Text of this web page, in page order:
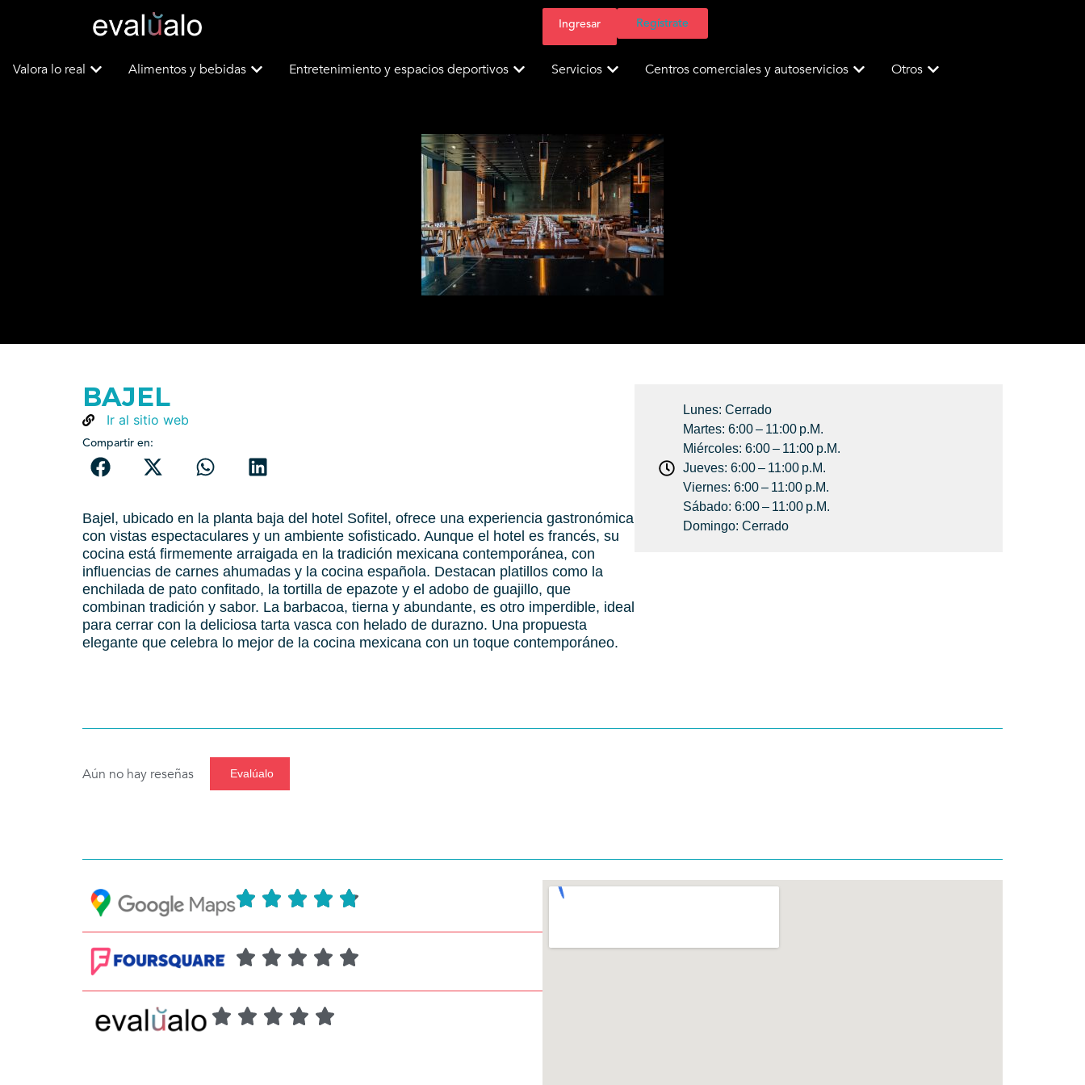
Ingresar Regístrate
Valora lo real Alimentos y bebidas Entretenimiento y espacios deportivos Servicios Centros comerciales y autoservicios Otros
BAJEL
Ir al sitio web
Compartir en:
Bajel, ubicado en la planta baja del hotel Sofitel, ofrece una experiencia gastronómica
con vistas espectaculares y un ambiente sofisticado. Aunque el hotel es francés, su
cocina está firmemente arraigada en la tradición mexicana contemporánea, con
influencias de carnes ahumadas y la cocina española. Destacan platillos como la
enchilada de pato confitado, la tortilla de epazote y el adobo de guajillo, que
combinan tradición y sabor. La barbacoa, tierna y abundante, es otro imperdible, ideal
para cerrar con la deliciosa tarta vasca con helado de durazno. Una propuesta
elegante que celebra lo mejor de la cocina mexicana con un toque contemporáneo.
Lunes: Cerrado
Martes: 6:00 – 11:00 P.m.
Miércoles: 6:00 – 11:00 P.m.
Jueves: 6:00 – 11:00 P.m.
Viernes: 6:00 – 11:00 P.m.
Sábado: 6:00 – 11:00 P.m.
Domingo: Cerrado
Aún no hay reseñas Evalúalo